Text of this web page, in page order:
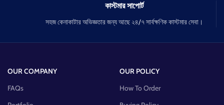
কাস্টমার সাপোর্ট
সহজ কেনাকাটার অভিজ্ঞতার জন্য আছে ২৪/৭ সার্বক্ষণিক কাস্টমার সেবা।
OUR COMPANY
FAQs
OUR POLICY
How To Order